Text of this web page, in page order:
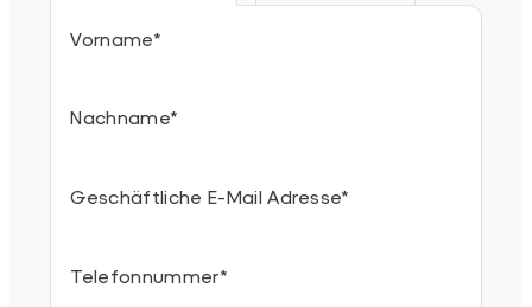
Vorname*
Nachname*
Geschäftliche E-Mail Adresse*
Telefonnummer*